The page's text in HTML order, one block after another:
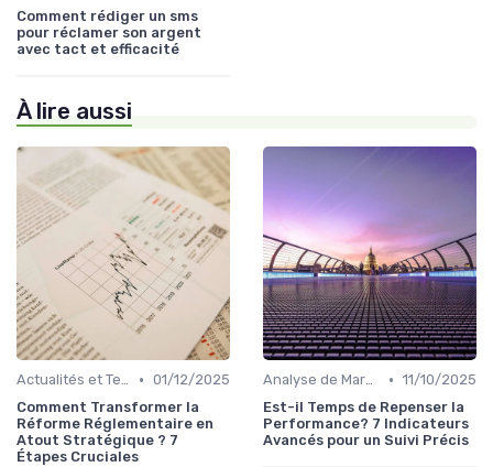
Comment rédiger un sms
pour réclamer son argent
avec tact et efficacité
À lire aussi
Actualités et Tendances Économiques • 01/12/2025
Comment Transformer la
Réforme Réglementaire en
Atout Stratégique ? 7
Étapes Cruciales
Analyse de Marché et Prévisions • 11/10/2025
Est-il Temps de Repenser la
Performance? 7 Indicateurs
Avancés pour un Suivi Précis